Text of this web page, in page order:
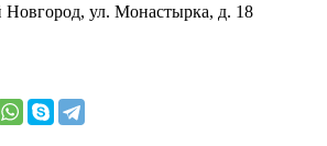
ул. Монастырка, д. 18